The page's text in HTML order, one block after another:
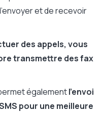
et de recevoir
des appels, vous
transmettre des fax
égalementl’envoi
pour une meilleure